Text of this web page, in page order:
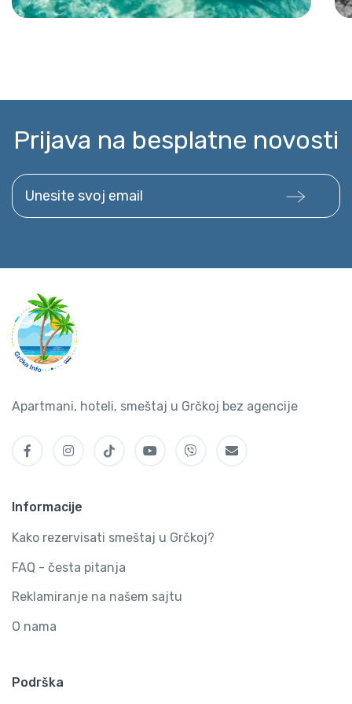
Prijava na besplatne novosti
Unesite svoj email
Apartmani, hoteli, smeštaj u Grčkoj bez agencije
Informacije
Kako rezervisati smeštaj u Grčkoj?
FAQ - česta pitanja
Reklamiranje na našem sajtu
O nama
Podrška